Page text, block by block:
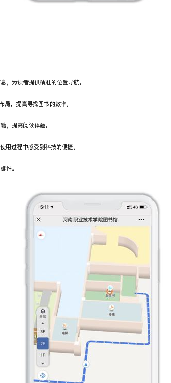
，为读者提供精准的位置导航。
，提高寻找图书的效率。
，提高阅读体验。
用过程中感受到科技的便捷。
性。